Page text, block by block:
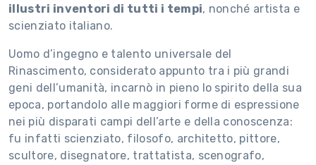
illustri inventori di tutti i tempi, nonché artista e
scienziato italiano.
Uomo d’ingegno e talento universale del
Rinascimento, considerato appunto tra i più grandi
geni dell’umanità, incarnò in pieno lo spirito della sua
epoca, portandolo alle maggiori forme di espressione
nei più disparati campi dell’arte e della conoscenza:
fu infatti scienziato, filosofo, architetto, pittore,
scultore, disegnatore, trattatista, scenografo,